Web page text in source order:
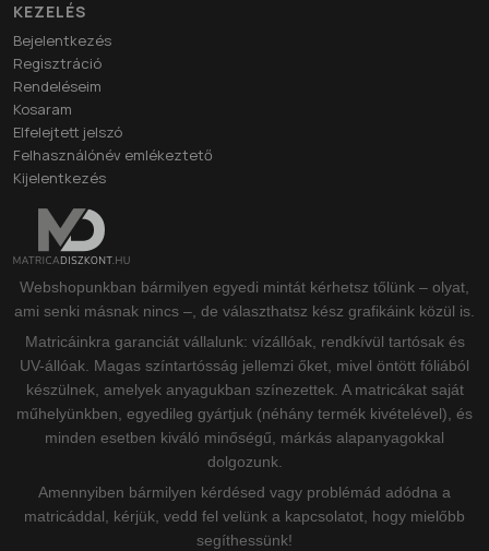
KEZELÉS
Bejelentkezés
Regisztráció
Rendeléseim
Kosaram
Elfelejtett jelszó
Felhasználónév emlékeztető
Kijelentkezés
Webshopunkban bármilyen egyedi mintát kérhetsz tőlünk – olyat,
ami senki másnak nincs –, de választhatsz kész grafikáink közül is.
Matricáinkra garanciát vállalunk: vízállóak, rendkívül tartósak és
UV-állóak. Magas színtartósság jellemzi őket, mivel öntött fóliából
készülnek, amelyek anyagukban színezettek. A matricákat saját
műhelyünkben, egyedileg gyártjuk (néhány termék kivételével), és
minden esetben kiváló minőségű, márkás alapanyagokkal
dolgozunk.
Amennyiben bármilyen kérdésed vagy problémád adódna a
matricáddal, kérjük, vedd fel velünk a kapcsolatot, hogy mielőbb
segíthessünk!